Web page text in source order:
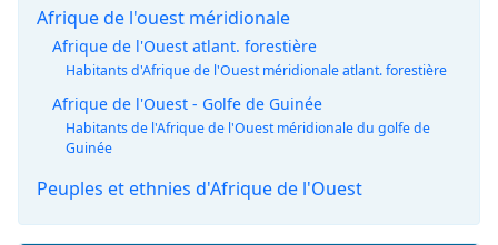
Afrique de l'ouest méridionale
Afrique de l'Ouest atlant. forestière
Habitants d'Afrique de l'Ouest méridionale atlant. forestière
Afrique de l'Ouest - Golfe de Guinée
Habitants de l'Afrique de l'Ouest méridionale du golfe de
Guinée
Peuples et ethnies d'Afrique de l'Ouest